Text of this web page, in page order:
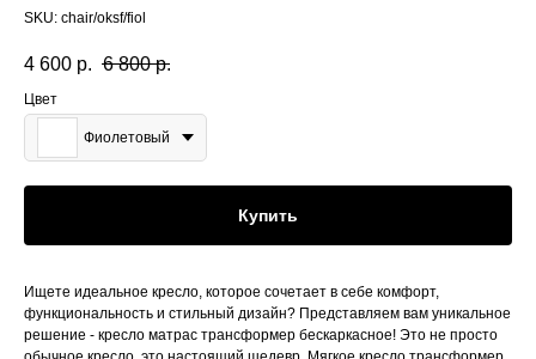
SKU: chair/oksf/fiol
4 600 р. 6 800 р.
Цвет
Фиолетовый
Купить
Ищете идеальное кресло, которое сочетает в себе комфорт,
функциональность и стильный дизайн? Представляем вам уникальное
решение - кресло матрас трансформер бескаркасное! Это не просто